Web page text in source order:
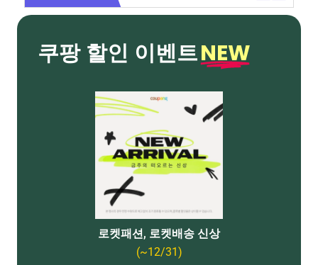
쿠팡 할인 이벤트NEW
로켓패션, 로켓배송 신상
(~12/31)